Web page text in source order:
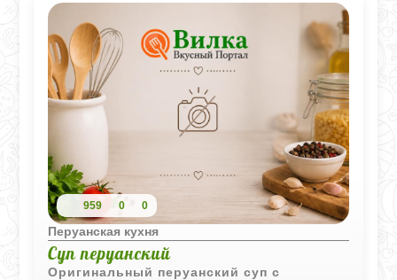
959 0 0
Перуанская кухня
Суп перуанский
Оригинальный перуанский суп с